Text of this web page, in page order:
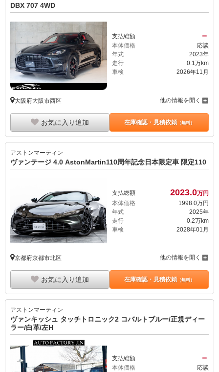
DBX 707 4WD
支払総額 －
本体価格
応談
年式
2023年
走行
0.1万km
車検
2026年11月
大阪府大阪市西区 他の情報を開く
お気に入り追加 在庫確認・見積依頼（無料）
アストンマーティン
ヴァンテージ 4.0 AstonMartin110周年記念日本限定車 限定110
支払総額 2023.0万円
本体価格
1998. 0万円
年式
2025年
走行
0.2万km
車検
2028年01月
京都府京都市北区 他の情報を開く
お気に入り追加 在庫確認・見積依頼（無料）
アストンマーティン
ヴァンキッシュ タッチトロニック2 コバルトブルー/正規ディー
ラー/白革/左H
支払総額 －
本体価格
応談